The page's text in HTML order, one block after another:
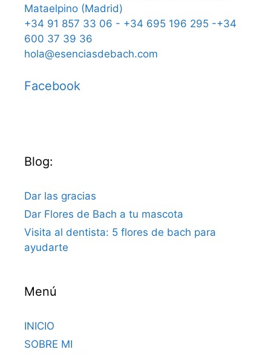
Mataelpino (Madrid)
+34 91 857 33 06 - +34 695 196 295 -+34
600 37 39 36
hola@esenciasdebach.com
Facebook
Blog:
Dar las gracias
Dar Flores de Bach a tu mascota
Visita al dentista: 5 flores de bach para
ayudarte
Menú
INICIO
SOBRE MI